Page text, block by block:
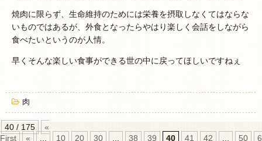
焼肉に限らず、生命維持のためには栄養を摂取しなくてはならな
いものではあるが、外食となったらやはり楽しく会話をしながら
食べたいというのが人情。
早くそんな楽しい食事ができる世の中に戻ってほしいですねぇ
肉
40 / 175
«
First
« 10 20 30 38 39 40 41 42 50